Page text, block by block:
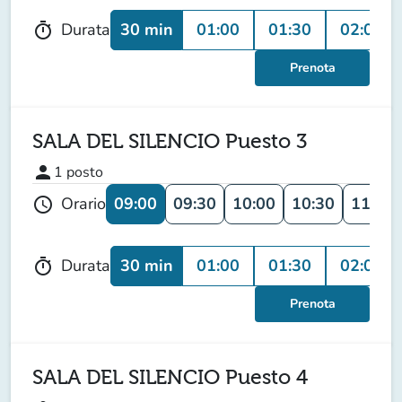
timer Durata 30 min 01:00 01:30 02:00
Prenota
SALA DEL SILENCIO Puesto 3
person 1 posto
schedule Orario 09:00 09:30 10:00 10:30 11:00
timer Durata 30 min 01:00 01:30 02:00
Prenota
SALA DEL SILENCIO Puesto 4